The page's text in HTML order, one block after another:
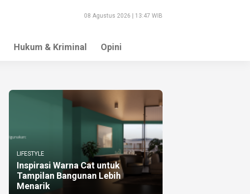
08 Agustus 2026 | 13:47 WIB
Hukum & Kriminal Opini
LIFESTYLE
Inspirasi Warna Cat untuk
Tampilan Bangunan Lebih
Menarik